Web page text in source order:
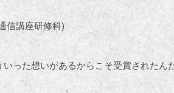
信講座研修科)
った想いがあるからこそ受賞されたん